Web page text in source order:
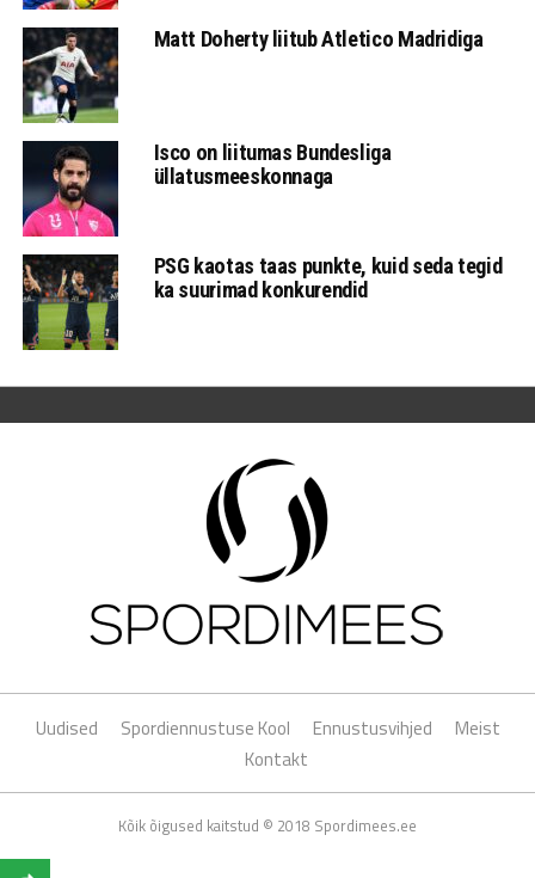
Matt Doherty liitub Atletico Madridiga
Isco on liitumas Bundesliga
üllatusmeeskonnaga
PSG kaotas taas punkte, kuid seda tegid
ka suurimad konkurendid
Uudised Spordiennustuse Kool Ennustusvihjed
Meist
Kontakt
Kõik õigused kaitstud © 2018 Spordimees.ee